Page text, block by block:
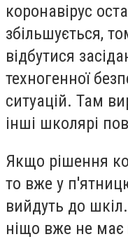
коронавірус
збільшується,
відбутися
техногенної
ситуацій. Там
інші школярі
Якщо рішення
то вже у
вийдуть до
ніщо вже не